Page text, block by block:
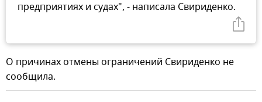
предприятиях и судах", - написала Свириденко.
О причинах отмены ограничений Свириденко не
сообщила.